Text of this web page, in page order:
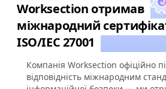
Worksection отримав
міжнародний
ISO/IEC 27001
Компанія Worksection офіційно
відповідність міжнародним